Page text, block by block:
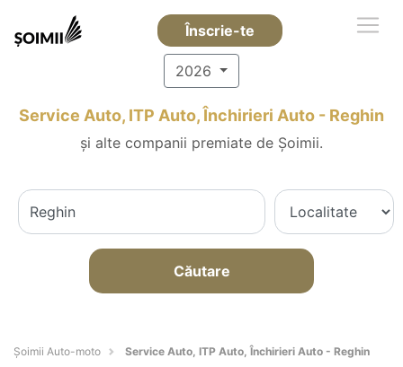
Înscrie-te
2026
Service Auto, ITP Auto, Închirieri Auto - Reghin
și alte companii premiate de Șoimii.
Căutare
Șoimii Auto-moto Service Auto, ITP Auto, Închirieri Auto - Reghin